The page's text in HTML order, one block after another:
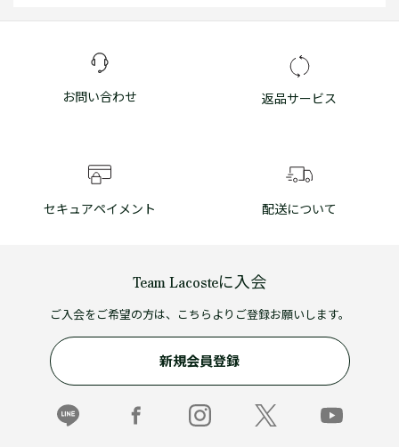
お問い合わせ 返品サービス
セキュアペイメント 配送について
Team Lacosteに入会
ご入会をご希望の方は、こちらよりご登録お願いします。
新規会員登録